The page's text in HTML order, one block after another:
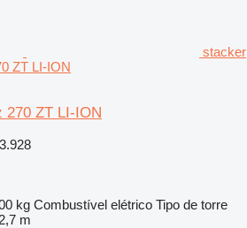
stacker
ZT LI-ION
270 ZT LI-ION
kg Combustível elétrico Tipo de torre
2,7 m